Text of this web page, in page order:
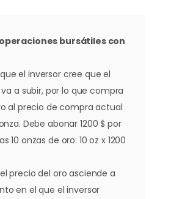
bursátiles con
el inversor cree que el
a subir, por lo que compra
al precio de compra actual
Debe abonar 1200 $ por
10 onzas de oro: 10 oz x 1200
precio del oro asciende a
en el que el inversor